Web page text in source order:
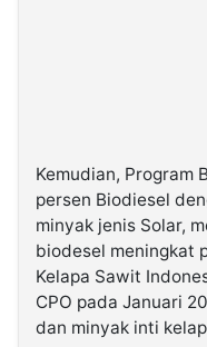
Kemudian, Program
persen Biodiesel
minyak jenis Solar,
biodesel meningkat
Kelapa Sawit
CPO pada Januari
dan minyak inti